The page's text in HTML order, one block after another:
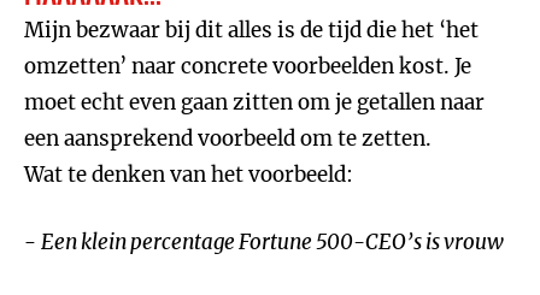
Mijn bezwaar bij dit alles is de tijd die het ‘het
omzetten’ naar concrete voorbeelden kost. Je
moet echt even gaan zitten om je getallen naar
een aansprekend voorbeeld om te zetten.
Wat te denken van het voorbeeld:
- Een klein percentage Fortune 500-CEO’s is vrouw